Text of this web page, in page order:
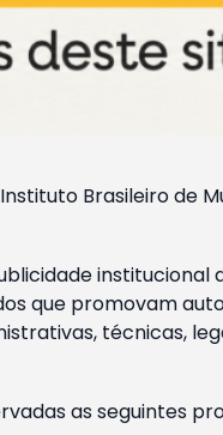
Brasileiro de
que promovam
técnicas,
as seguintes